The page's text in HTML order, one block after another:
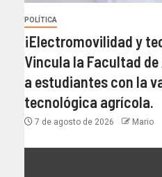
POLÍTICA
¡Electromovilidad y
Vincula la Facultad de
a estudiantes con la
tecnológica agrícola.
7 de agosto de 2026 Mario